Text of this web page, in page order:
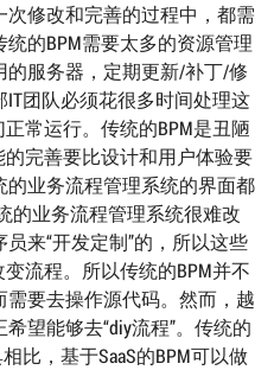
修改和完善的过程中，都需
的BPM需要太多的资源管理
服务器，定期更新/补丁/修
团队必须花很多时间处理这
常运行。传统的BPM是丑陋
完善要比设计和用户体验要
业务流程管理系统的界面都
的业务流程管理系统很难改
来“开发定制”的，所以这些
流程。所以传统的BPM并不
要去操作源代码。然而，越
望能够去“diy流程”。传统的
比，基于SaaS的BPM可以做